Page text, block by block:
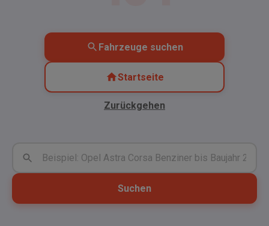
Fahrzeuge suchen
Startseite
Zurückgehen
Suchen